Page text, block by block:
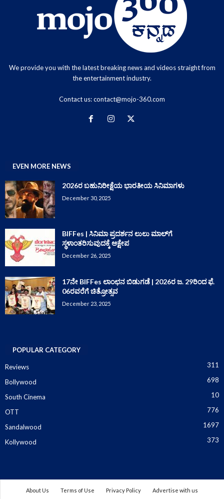
We provide you with the latest breaking news and videos straight from
the entertainment industry.
Contact us:contact@mojo-360.com
EVEN MORE NEWS
2026ರ ಬಹುನಿರೀಕ್ಷೆಯ ಭಾರತೀಯ ಸಿನಿಮಾಗಳು
December 30, 2025
BIFFes | ಸಿನಿಮಾ ಪ್ರದರ್ಶನ ಲುಲು ಮಾಲ್‌ಗೆ
ಸ್ಥಳಾಂತರಿಸುವುದಕ್ಕೆ ಆಕ್ಷೇಪ
December 26, 2025
17ನೇ BIFFes ಲಾಂಛನ ಬಿಡುಗಡೆ | 2026ರ ಜ. 29ರಿಂದ ಫೆ.
06ರವರೆಗೆ ಚಿತ್ರೋತ್ಸವ
December 23, 2025
POPULAR CATEGORY
Reviews 311
Bollywood 698
South Cinema 10
OTT 776
Sandalwood 1697
Kollywood 373
About Us Terms of Use Privacy Policy
Advertise with us